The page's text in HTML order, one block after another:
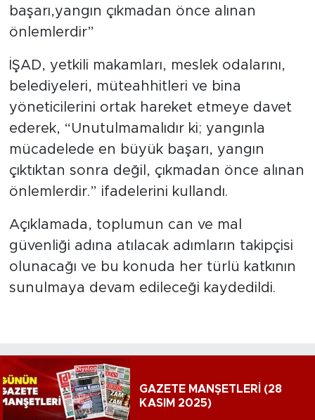
başarı,yangın çıkmadan önce alınan
önlemlerdir”
İŞAD, yetkili makamları, meslek odalarını,
belediyeleri, müteahhitleri ve bina
yöneticilerini ortak hareket etmeye davet
ederek, “Unutulmamalıdır ki; yangınla
mücadelede en büyük başarı, yangın
çıktıktan sonra değil, çıkmadan önce alınan
önlemlerdir.” ifadelerini kullandı.
Açıklamada, toplumun can ve mal
güvenliği adına atılacak adımların takipçisi
olunacağı ve bu konuda her türlü katkının
sunulmaya devam edileceği kaydedildi.
GAZETE MANŞETLERİ (28
KASIM 2025)